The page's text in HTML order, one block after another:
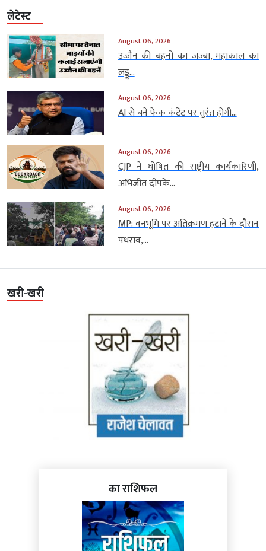
लेटेस्ट
August 06, 2026
उज्जैन की बहनों का जज्बा, महाकाल का
लड्डू...
August 06, 2026
AI से बने फेक कंटेंट पर तुरंत होगी...
August 06, 2026
CJP ने घोषित की राष्ट्रीय कार्यकारिणी,
अभिजीत दीपके...
August 06, 2026
MP: वनभूमि पर अतिक्रमण हटाने के दौरान
पथराव,...
खरी-खरी
का राशिफल